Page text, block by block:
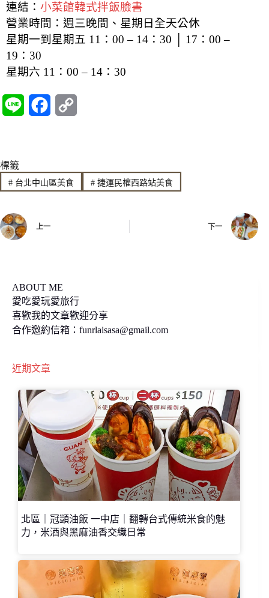
連結： 小菜館韓式拌飯臉書
營業時間：週三晚間、星期日全天公休
星期一到星期五 11：00 – 14：30 │ 17：00 –
19：30
星期六 11：00 – 14：30
e e
b
y
L
標籤
#台北中山區美食 #捷運民權西路站美食
上一 下一
ABOUT ME
愛吃愛玩愛旅行
喜歡我的文章歡迎分享
合作邀約信箱： funrlaisasa@gmail.com
近期文章
北區｜冠顗油飯 一中店｜翻轉台式傳統米食的魅
力，米酒與黑麻油香交織日常